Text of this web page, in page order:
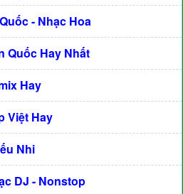
- Nhạc Hoa
Quốc Hay Nhất
Hay
Việt Hay
Nhi
DJ - Nonstop